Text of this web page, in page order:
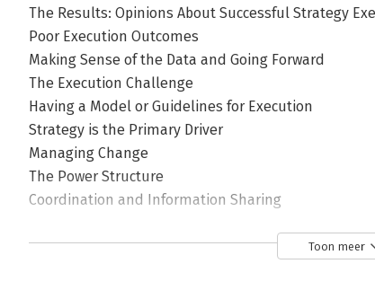
The Results: Opinions About Successful Strategy
Poor Execution Outcomes
Making Sense of the Data and Going Forward
The Execution Challenge
Having a Model or Guidelines for Execution
Strategy is the Primary Driver
Managing Change
The Power Structure
Coordination and Information Sharing
The Right Culture
Toon meer